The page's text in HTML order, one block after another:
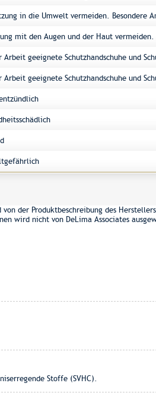
in die Umwelt vermeiden. Besondere
mit den Augen und der Haut vermeiden.
Arbeit geeignete Schutzhandschuhe und
Arbeit geeignete Schutzhandschuhe und
der Produktbeschreibung des
wird nicht von DeLima Associates
Stoffe (SVHC).